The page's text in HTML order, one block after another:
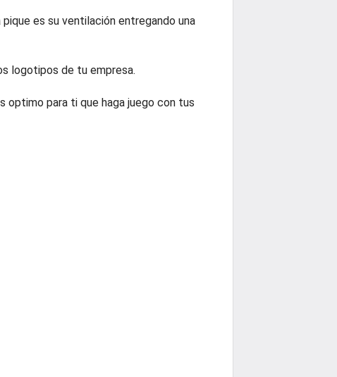
es su ventilación entregando una
logotipos de tu empresa.
optimo para ti que haga juego con tus